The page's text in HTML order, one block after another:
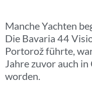
Manche Yachten
Die Bavaria 44
Portorož führte,
Jahre zuvor auch
worden.